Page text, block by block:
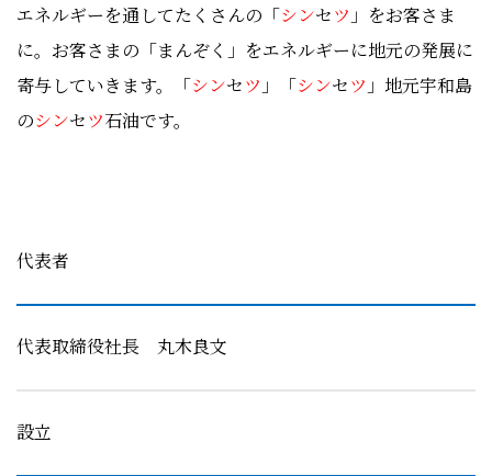
エネルギーを通してたくさんの「シンセツ 」をお客さま
に。お客さまの「まんぞく」をエネルギーに地元の発展に
寄与していきます。「シンセツ 」「シンセツ 」地元宇和島
のシンセツ石油です。
代表者
代表取締役社長 丸木良文
設立